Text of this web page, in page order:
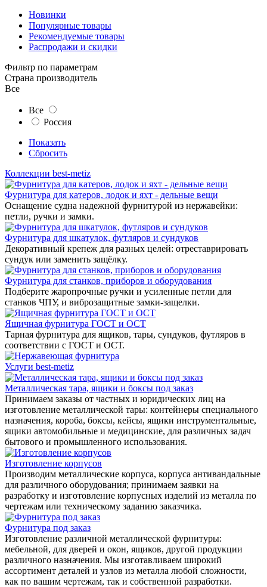
Новинки
Популярные товары
Рекомендуемые товары
Распродажи и скидки
Фильтр по параметрам
Страна производитель
Все
Все
Россия
Показать
Сбросить
Коллекции best-metiz
Фурнитура для катеров, лодок и яхт - дельные вещи
Оснащение судна надежной фурнитурой из нержавейки:
петли, ручки и замки.
Фурнитура для шкатулок, футляров и сундуков
Декоративный крепеж для разных целей: отреставрировать
сундук или заменить защёлку.
Фурнитура для станков, приборов и оборудования
Подберите жаропрочные ручки и усиленные петли для
станков ЧПУ, и виброзащитные замки-защелки.
Ящичная фурнитура ГОСТ и ОСТ
Тарная фурнитура для ящиков, тары, сундуков, футляров в
соответствии с ГОСТ и ОСТ.
Услуги best-metiz
Металлическая тара, ящики и боксы под заказ
Принимаем заказы от частных и юридических лиц на
изготовление металлической тары: контейнеры специального
назначения, короба, боксы, кейсы, ящики инструментальные,
ящики автомобильные и медицинские, для различных задач
бытового и промышленного использования.
Изготовление корпусов
Производим металлические корпуса, корпуса антивандальные
для различного оборудования; принимаем заявки на
разработку и изготовление корпусных изделий из металла по
чертежам или техническому заданию заказчика.
Фурнитура под заказ
Изготовление различной металлической фурнитуры:
мебельной, для дверей и окон, ящиков, другой продукции
различного назначения. Мы изготавливаем широкий
ассортимент деталей и узлов из металла любой сложности,
как по вашим чертежам, так и собственной разработки.